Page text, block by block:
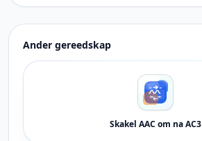
Ander gereedskap
Skakel AAC om na AC3